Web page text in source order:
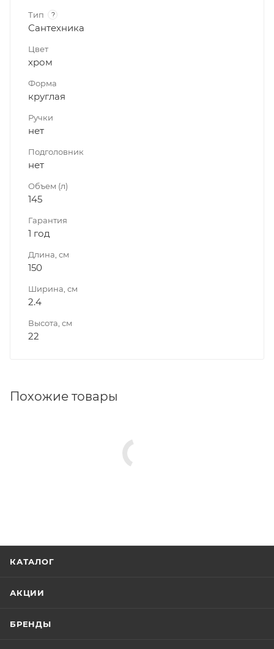
Тип ?
Сантехника
Цвет
хром
Форма
круглая
Ручки
нет
Подголовник
нет
Объем (л)
145
Гарантия
1 год
Длина, см
150
Ширина, см
2.4
Высота, см
22
Похожие товары
КАТАЛОГ
АКЦИИ
БРЕНДЫ